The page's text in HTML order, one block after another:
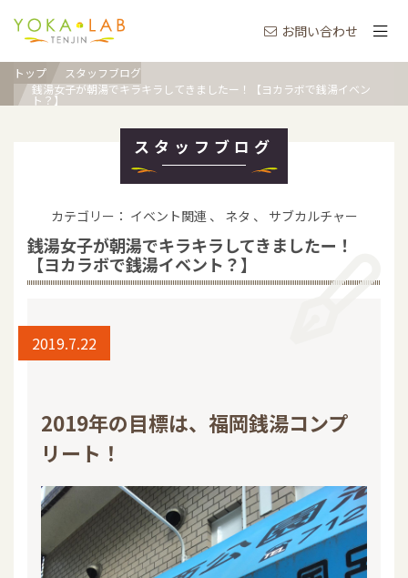
お問い合わせ
トップ
スタッフブログ
​銭湯女子が朝湯でキラキラしてきましたー！【ヨカラボで銭湯イベン
ト？】
スタッフブログ
カテゴリー： イベント関連 、 ネタ 、 サブカルチャー
​銭湯女子が朝湯でキラキラしてきましたー！
【ヨカラボで銭湯イベント？】
2019.7.22
2019年の目標は、福岡銭湯コンプ
リート！